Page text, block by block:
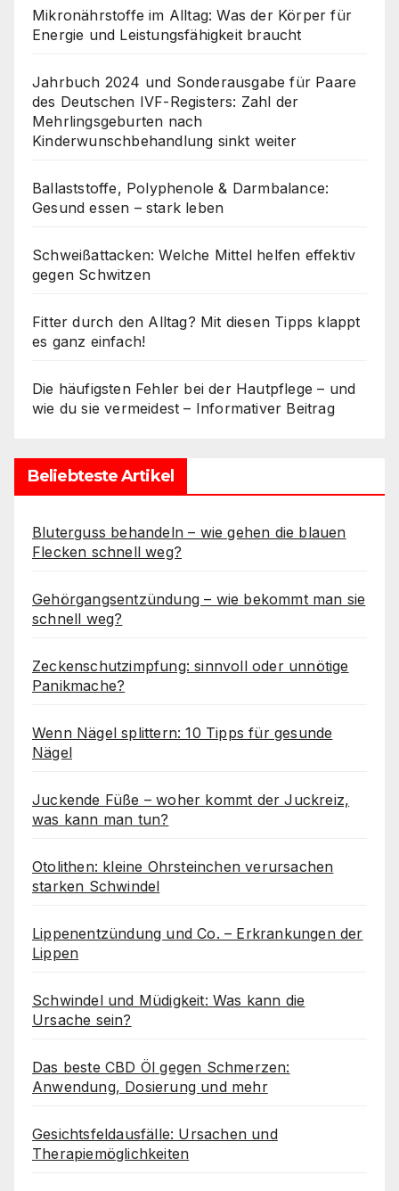
Mikronährstoffe im Alltag: Was der Körper für
Energie und Leistungsfähigkeit braucht
Jahrbuch 2024 und Sonderausgabe für Paare
des Deutschen IVF-Registers: Zahl der
Mehrlingsgeburten nach
Kinderwunschbehandlung sinkt weiter
Ballaststoffe, Polyphenole & Darmbalance:
Gesund essen – stark leben
Schweißattacken: Welche Mittel helfen effektiv
gegen Schwitzen
Fitter durch den Alltag? Mit diesen Tipps klappt
es ganz einfach!
Die häufigsten Fehler bei der Hautpflege – und
wie du sie vermeidest – Informativer Beitrag
Beliebteste Artikel
Bluterguss behandeln – wie gehen die blauen
Flecken schnell weg?
Gehörgangsentzündung – wie bekommt man sie
schnell weg?
Zeckenschutzimpfung: sinnvoll oder unnötige
Panikmache?
Wenn Nägel splittern: 10 Tipps für gesunde
Nägel
Juckende Füße – woher kommt der Juckreiz,
was kann man tun?
Otolithen: kleine Ohrsteinchen verursachen
starken Schwindel
Lippenentzündung und Co. – Erkrankungen der
Lippen
Schwindel und Müdigkeit: Was kann die
Ursache sein?
Das beste CBD Öl gegen Schmerzen:
Anwendung, Dosierung und mehr
Gesichtsfeldausfälle: Ursachen und
Therapiemöglichkeiten